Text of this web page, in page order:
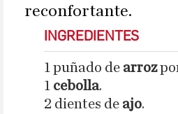
reconfortante.
INGREDIENTES
1 puñado de arroz
1 cebolla.
2 dientes de ajo.